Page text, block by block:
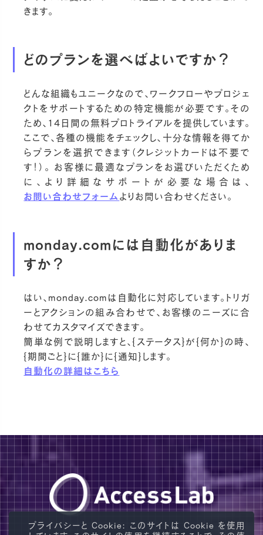
きます。
どのプランを選べばよいですか？
どんな組織もユニークなので、ワークフローやプロジェ
クトをサポートするための特定機能が必要です。その
ため、14日間の無料プロトライアルを提供しています。
ここで、各種の機能をチェックし、十分な情報を得てか
らプランを選択できます（クレジットカードは不要で
す！）。 お客様に最適なプランをお選びいただくため
に、より詳細なサポートが必要な場合は、
お問い合わせフォーム よりお問い合わせください。
monday.comには自動化がありま
すか？
はい、monday.comは自動化に対応しています。トリガ
ーとアクションの組み合わせで、お客様のニーズに合
わせてカスタマイズできます。
簡単な例で説明しますと、{ステータス}が{何か}の時、
{期間ごと}に{誰か}に{通知}します。
自動化の詳細はこちら
プライバシーと Cookie: このサイトは Cookie を使用